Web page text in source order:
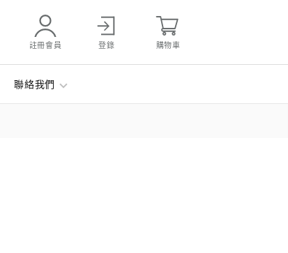
註冊會員 登錄 購物車
聯絡我們